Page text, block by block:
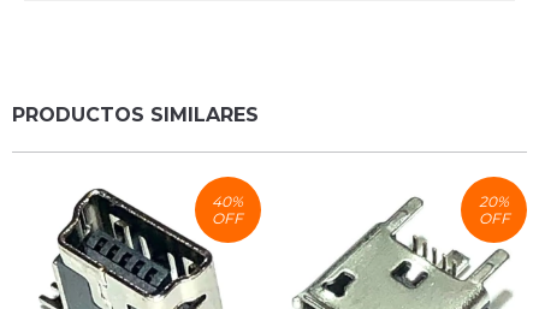
PRODUCTOS SIMILARES
40%
OFF
20%
OFF